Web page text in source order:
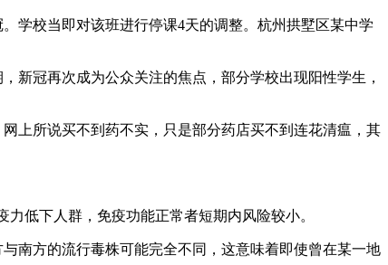
学校当即对该班进行停课4天的调整。杭州拱墅区某中学
新冠再次成为公众关注的焦点，部分学校出现阳性学生，
上所说买不到药不实，只是部分药店买不到连花清瘟，其
低下人群，免疫功能正常者短期内风险较小。
南方的流行毒株可能完全不同，这意味着即使曾在某一地